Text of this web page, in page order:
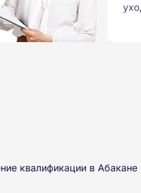
квалификации в